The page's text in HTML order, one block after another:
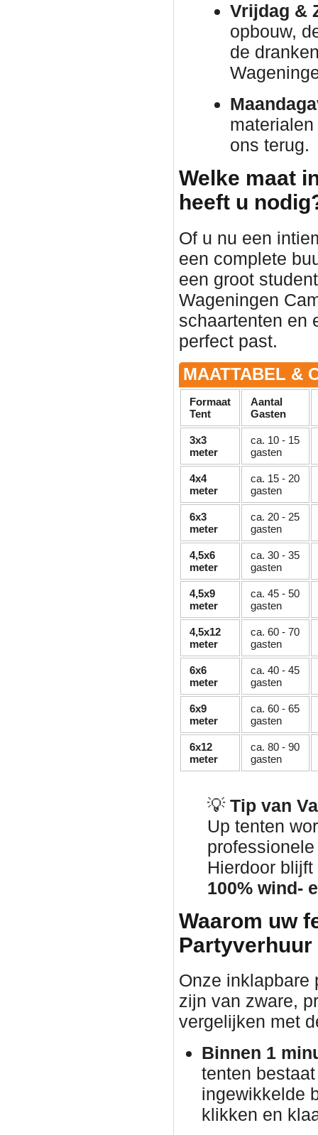
Vrijdag &
opbouw,
de
ons terug.
Welke maat
heeft u
Of u nu een
een complete
een groot
Wageningen
schaartenten en
perfect past.
MAATTABEL &
Formaat
Tent
Aantal
Gasten
3x3
meter
ca. 10 - 15
gasten
4x4
meter
ca. 15 - 20
gasten
6x3
meter
ca. 20 - 25
gasten
4,5x6
meter
ca. 30 - 35
gasten
4,5x9
meter
ca. 45 - 50
gasten
4,5x12
meter
ca. 60 - 70
gasten
6x6
meter
ca. 40 - 45
gasten
6x9
meter
ca. 60 - 65
gasten
6x12
meter
ca. 80 - 90
gasten
💡 Tip van
Up tenten
Hierdoor
100% wind-
Waarom uw
Partyverhuur
Onze inklapbare
zijn van zware,
vergelijken met
Binnen 1
tenten
ingewikkelde
klikken en